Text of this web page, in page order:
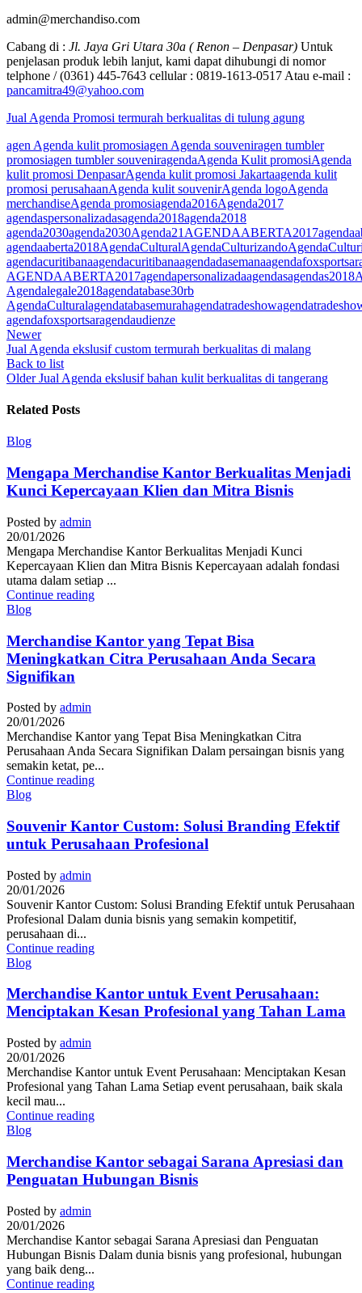
admin@merchandiso.com
Cabang di : Jl. Jaya Gri Utara 30a ( Renon – Denpasar) Untuk
penjelasan produk lebih lanjut, kami dapat dihubungi di nomor
telphone / (0361) 445-7643 cellular : 0819-1613-0517 Atau e-mail :
pancamitra49@yahoo.com
Jual Agenda Promosi termurah berkualitas di tulung agung
agen Agenda kulit promosiagen Agenda souveniragen tumbler
promosiagen tumbler souveniragendaAgenda Kulit promosiAgenda
kulit promosi DenpasarAgenda kulit promosi Jakartaagenda kulit
promosi perusahaanAgenda kulit souvenirAgenda logoAgenda
merchandiseAgenda promosiagenda2016Agenda2017
agendaspersonalizadasagenda2018agenda2018
agenda2030agenda2030Agenda21 AGENDAABERTA2017
agendaaberta2018AgendaCulturalAgendaCulturizando
agendacuritibanaagendacuritibanaagendadasemanaagendafoxsportsar
AGENDAABERTA2017agendapersonalizadaagendasagendas2018
Agendalegale2018agendatabase30rb
AgendaCulturalagendatabasemurahagendatradeshow
agendafoxsportsaragendaudienze
Newer
Jual Agenda ekslusif custom termurah berkualitas di malang
Back to list
Older Jual Agenda ekslusif bahan kulit berkualitas di tangerang
Related Posts
Blog
Mengapa Merchandise Kantor Berkualitas Menjadi
Kunci Kepercayaan Klien dan Mitra Bisnis
Posted by admin
20/01/2026
Mengapa Merchandise Kantor Berkualitas Menjadi Kunci
Kepercayaan Klien dan Mitra Bisnis Kepercayaan adalah fondasi
utama dalam setiap ...
Continue reading
Blog
Merchandise Kantor yang Tepat Bisa
Meningkatkan Citra Perusahaan Anda Secara
Signifikan
Posted by admin
20/01/2026
Merchandise Kantor yang Tepat Bisa Meningkatkan Citra
Perusahaan Anda Secara Signifikan Dalam persaingan bisnis yang
semakin ketat, pe...
Continue reading
Blog
Souvenir Kantor Custom: Solusi Branding Efektif
untuk Perusahaan Profesional
Posted by admin
20/01/2026
Souvenir Kantor Custom: Solusi Branding Efektif untuk Perusahaan
Profesional Dalam dunia bisnis yang semakin kompetitif,
perusahaan di...
Continue reading
Blog
Merchandise Kantor untuk Event Perusahaan:
Menciptakan Kesan Profesional yang Tahan Lama
Posted by admin
20/01/2026
Merchandise Kantor untuk Event Perusahaan: Menciptakan Kesan
Profesional yang Tahan Lama Setiap event perusahaan, baik skala
kecil mau...
Continue reading
Blog
Merchandise Kantor sebagai Sarana Apresiasi dan
Penguatan Hubungan Bisnis
Posted by admin
20/01/2026
Merchandise Kantor sebagai Sarana Apresiasi dan Penguatan
Hubungan Bisnis Dalam dunia bisnis yang profesional, hubungan
yang baik deng...
Continue reading